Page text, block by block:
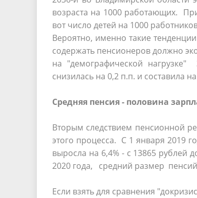
возраста на 1000 работающих.
вот число детей на 1000
Вероятно, именно такие
содержать пенсионеров должно
на "демографической
снизилась на 0,2 п.п. и составила
Средняя пенсия - половина
Вторым следствием пенсионной
этого процесса. С 1 января 2019
выросла на 6,4% - с 13865
2020 года, средний размер
Если взять для сравнения